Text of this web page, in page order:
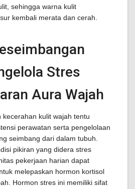
sehingga warna kulit
kembali merata dan cerah.
Stres
Aura Wajah
kecerahan kulit wajah tentu
perawatan serta pengelolaan
seimbang dari dalam tubuh.
pikiran yang didera stres
pekerjaan harian dapat
melepaskan hormon kortisol
Hormon stres ini memiliki sifat